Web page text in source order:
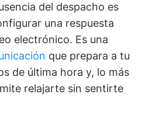
del despacho es
una respuesta
electrónico. Es una
que prepara a tu
de última hora y, lo más
relajarte sin sentirte